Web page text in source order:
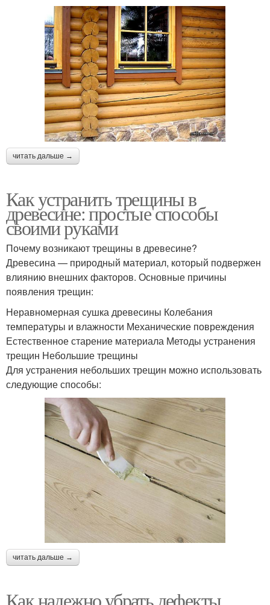
читать дальше →
Как устранить трещины в
древесине: простые способы
своими руками
Почему возникают трещины в древесине?
Древесина — природный материал, который подвержен
влиянию внешних факторов. Основные причины
появления трещин:
Неравномерная сушка древесины Колебания
температуры и влажности Механические повреждения
Естественное старение материала Методы устранения
трещин Небольшие трещины
Для устранения небольших трещин можно использовать
следующие способы:
читать дальше →
Как надежно убрать дефекты